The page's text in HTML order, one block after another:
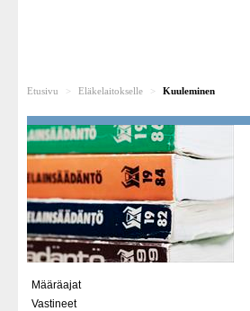
Oikeustapauksia
Eläkelaitokselle
TELK Työpaikkana
Medialle
Linkit
Etusivu > Eläkelaitokselle > Kuuleminen
Määräajat
Vastineet